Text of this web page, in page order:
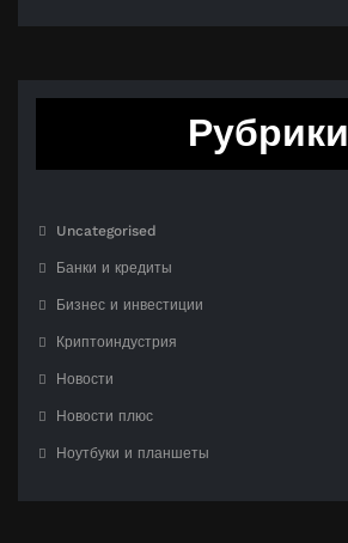
Рубрики
Uncategorised
Банки и кредиты
Бизнес и инвестиции
Криптоиндустрия
Новости
Новости плюс
Ноутбуки и планшеты